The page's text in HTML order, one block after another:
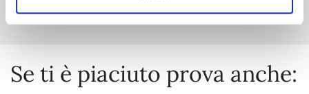
Se ti è piaciuto prova anche: